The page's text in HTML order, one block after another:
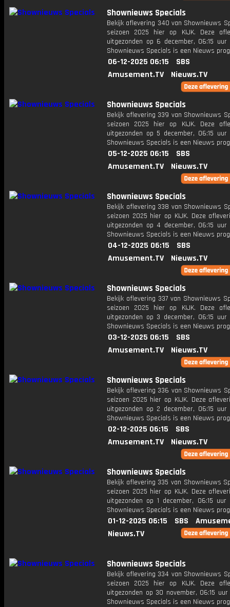
Shownieuws Specials
Bekijk aflevering 340 van Shownieuws
seizoen 2025 hier op KIJK. Deze
uitgezonden op 6 december, 06:15 uur
Shownieuws Specials is een Nieuws
06-12-2025 06:15
SBS
Amusement.TV
Nieuws.TV
Shownieuws Specials
Bekijk aflevering 339 van Shownieuws
seizoen 2025 hier op KIJK. Deze
uitgezonden op 5 december, 06:15 uur
Shownieuws Specials is een Nieuws
05-12-2025 06:15
SBS
Amusement.TV
Nieuws.TV
Shownieuws Specials
Bekijk aflevering 338 van Shownieuws
seizoen 2025 hier op KIJK. Deze
uitgezonden op 4 december, 06:15 uur
Shownieuws Specials is een Nieuws
04-12-2025 06:15
SBS
Amusement.TV
Nieuws.TV
Shownieuws Specials
Bekijk aflevering 337 van Shownieuws
seizoen 2025 hier op KIJK. Deze
uitgezonden op 3 december, 06:15 uur
Shownieuws Specials is een Nieuws
03-12-2025 06:15
SBS
Amusement.TV
Nieuws.TV
Shownieuws Specials
Bekijk aflevering 336 van Shownieuws
seizoen 2025 hier op KIJK. Deze
uitgezonden op 2 december, 06:15 uur
Shownieuws Specials is een Nieuws
02-12-2025 06:15
SBS
Amusement.TV
Nieuws.TV
Shownieuws Specials
Bekijk aflevering 335 van Shownieuws
seizoen 2025 hier op KIJK. Deze
uitgezonden op 1 december, 06:15 uur
Shownieuws Specials is een Nieuws
01-12-2025 06:15 SBS
Nieuws.TV
Shownieuws Specials
Bekijk aflevering 334 van Shownieuws
seizoen 2025 hier op KIJK. Deze
uitgezonden op 30 november, 06:15
Shownieuws Specials is een Nieuws